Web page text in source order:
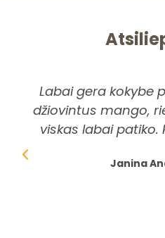
Labai gera kokybe
džiovintus mango,
viskas labai patiko.
Janina